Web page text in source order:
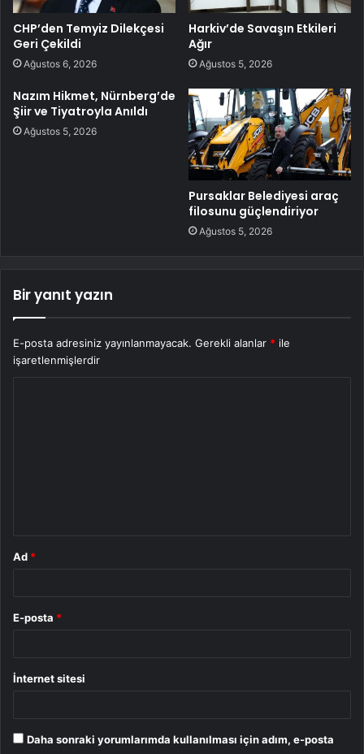
CHP’den Temyiz Dilekçesi
Geri Çekildi
Ağustos 6, 2026
Harkiv’de Savaşın Etkileri
Ağır
Ağustos 5, 2026
Nazım Hikmet, Nürnberg’de
Şiir ve Tiyatroyla Anıldı
Ağustos 5, 2026
Pursaklar Belediyesi araç
filosunu güçlendiriyor
Ağustos 5, 2026
Bir yanıt yazın
E-posta adresiniz yayınlanmayacak. Gerekli alanlar * ile
işaretlenmişlerdir
Ad *
E-posta *
İnternet sitesi
Daha sonraki yorumlarımda kullanılması için adım, e-posta